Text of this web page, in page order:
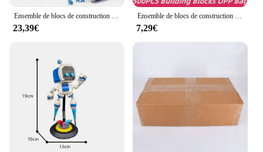
Ensemble de blocs de construction de luxe pour filles, château de glace, maison de terrain de jeu, films d'hiver, figurines de cheval de neige, cadeau de bricolage, jouet d'amis, princesse
23,39€
Ensemble de blocs de construction pour enfants, jouets de bricolage, blocs de construction classiques urbains, cadeau de Noël pour garçons et filles
7,29€